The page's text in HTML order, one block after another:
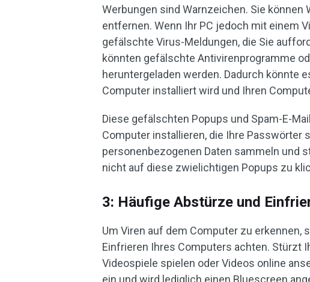
Werbungen sind Warnzeichen. Sie können
entfernen. Wenn Ihr PC jedoch mit einem
gefälschte Virus-Meldungen, die Sie
könnten gefälschte Antivirenprogramme
heruntergeladen werden. Dadurch könnte
Computer installiert wird und Ihren
Diese gefälschten Popups und Spam-E-
Computer installieren, die Ihre Passwörter
personenbezogenen Daten sammeln und
nicht auf diese zwielichtigen Popups zu
3: Häufige Abstürze und
Um Viren auf dem Computer zu erkennen,
Einfrieren Ihres Computers achten. Stürzt
Videospiele spielen oder Videos online
ein und wird lediglich einen Bluescreen